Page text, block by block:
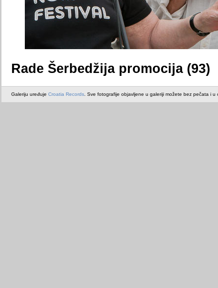
Rade Šerbedžija promocija (93)
Galeriju uređuje Croatia Records . Sve fotografije objavljene u galeriji možete bez pečata i